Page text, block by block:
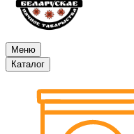
Меню
Каталог